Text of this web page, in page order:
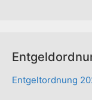
Entgeltordnung